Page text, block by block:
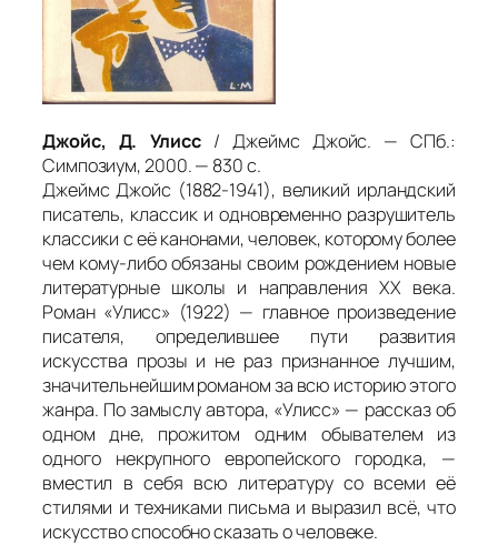
Джойс, Д. Улисс / Джеймс Джойс. — СПб.:
Симпозиум, 2000. — 830 с.
Джеймс Джойс (1882-1941), великий ирландский
писатель, классик и одновременно разрушитель
классики с её канонами, человек, которому более
чем кому-либо обязаны своим рождением новые
литературные школы и направления ХХ века.
Роман «Улисс» (1922) — главное произведение
писателя, определившее пути развития
искусства прозы и не раз признанное лучшим,
значительнейшим романом за всю историю этого
жанра. По замыслу автора, «Улисс» — рассказ об
одном дне, прожитом одним обывателем из
одного некрупного европейского городка, —
вместил в себя всю литературу со всеми её
стилями и техниками письма и выразил всё, что
искусство способно сказать о человеке.